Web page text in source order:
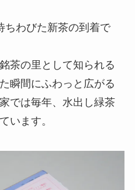
ちわびた新茶の到着で
茶の里として知られる
瞬間にふわっと広がる
では毎年、水出し緑茶
います。